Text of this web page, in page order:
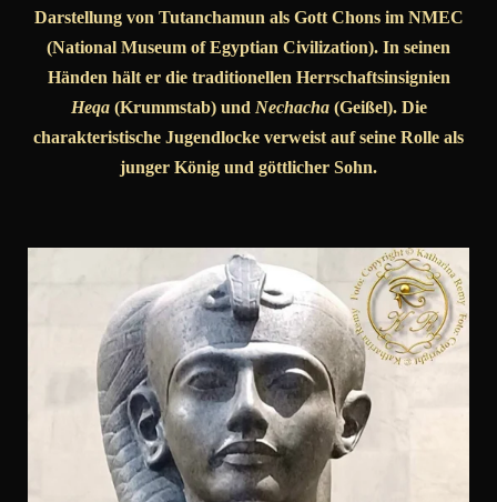
Darstellung von Tutanchamun als Gott Chons im NMEC
(National Museum of Egyptian Civilization). In seinen
Händen hält er die traditionellen Herrschaftsinsignien
Heqa (Krummstab) und Nechacha (Geißel). Die
charakteristische Jugendlocke verweist auf seine Rolle als
junger König und göttlicher Sohn.